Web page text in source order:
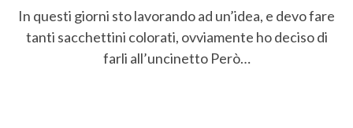
In questi giorni sto lavorando ad un’idea, e devo fare
tanti sacchettini colorati, ovviamente ho deciso di
farli all’uncinetto Però…